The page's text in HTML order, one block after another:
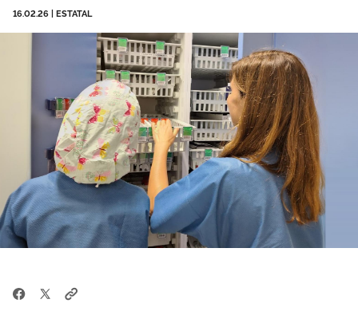
Publicaciones
16.02.26 ESTATAL